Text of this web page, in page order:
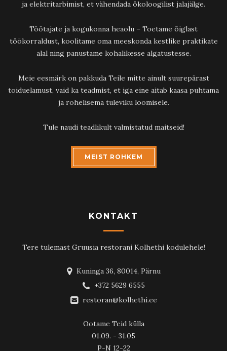
ja elektritarbimist, et vähendada ökoloogilist jalajälge.
Töötajate ja kogukonna heaolu – Toetame õiglast
töökorraldust, koolitame oma meeskonda kestlike praktikate
alal ning panustame kohalikesse algatustesse.
Meie eesmärk on pakkuda Teile mitte ainult suurepärast
toiduelamust, vaid ka teadmist, et iga eine aitab kaasa puhtama
ja rohelisema tuleviku loomisele.
Tule naudi teadlikult valmistatud maitseid!
MEIST ROHKEM
KONTAKT
Tere tulemast Gruusia restorani Kolhethi kodulehele!
Kuninga 36, 80014, Pärnu
+372 5629 6555
restoran@kolhethi.ee
Ootame Teid külla
01.09. - 31.05
P-N 12-22